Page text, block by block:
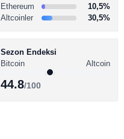
Ethereum
10,5%
Altcoinler
30,5%
Sezon Endeksi
Bitcoin
Altcoin
44.8/100